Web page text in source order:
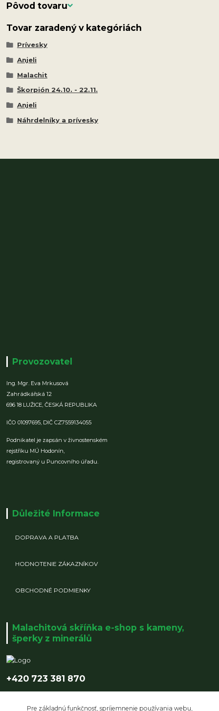
Pôvod tovaru
Tovar zaradený v kategóriách
Prívesky
Anjeli
Malachit
Škorpión 24.10. - 22.11.
Anjeli
Náhrdelníky a prívesky
Provozovatel
Ing. Mgr. Eva Mrkusová
Zahrádkářská 12
696 18 LUŽICE,ČESKÁ REPUBLIKA
IČO 01097695, DIČ CZ7559134055
Podnikatel je zapsán v živnostenském
rejstříku MÚ Hodonín,
registrovaný u Puncovního úřadu.
Důležité Informace
DOPRAVA A PLATBA
HODNOTENIE ZÁKAZNÍKOV
OBCHODNÉ PODMIENKY
Malachitová skříňka e-shop s kameny,
šperky z minerálů
+420 723 381 870
Pre základnú funkčnosť, spríjemnenie používania webu,